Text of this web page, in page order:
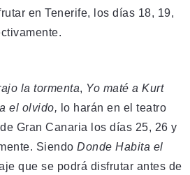
en Tenerife, los días 18, 19,
la tormenta, Yo maté a Kurt
el olvido, lo harán en el teatro
Gran Canaria los días 25, 26 y
Siendo Donde Habita el
que se podrá disfrutar antes de